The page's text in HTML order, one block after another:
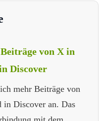
von X in
Discover
mehr Beiträge von
Discover an. Das